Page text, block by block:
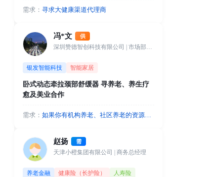
需求： 寻求大健康渠道代理商
冯*文 供
深圳赞德智创科技有限公司 | 市场部经理
银发智能科技 智能家居
卧式动态牵拉颈部舒缓器 寻养老、养生疗
愈及美业合作
需求： 如果你有机构养老、社区养老的资源，
利分成。如果您有休闲养生、疗愈、美
业等渠道资源可以代销或者成为城市合
赵扬 需
天津小橙集团有限公司 | 商务总经理
养老金融 健康险（长护险） 人寿险